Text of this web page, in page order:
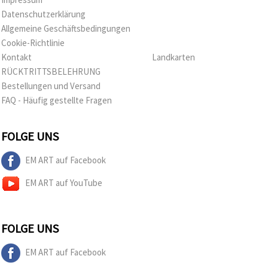
Datenschutzerklärung
Allgemeine Geschäftsbedingungen
Cookie-Richtlinie
Kontakt
RÜCKTRITTSBELEHRUNG
Bestellungen und Versand
FAQ - Häufig gestellte Fragen
Landkarten
FOLGE UNS
EM ART auf Facebook
EM ART auf YouTube
FOLGE UNS
EM ART auf Facebook